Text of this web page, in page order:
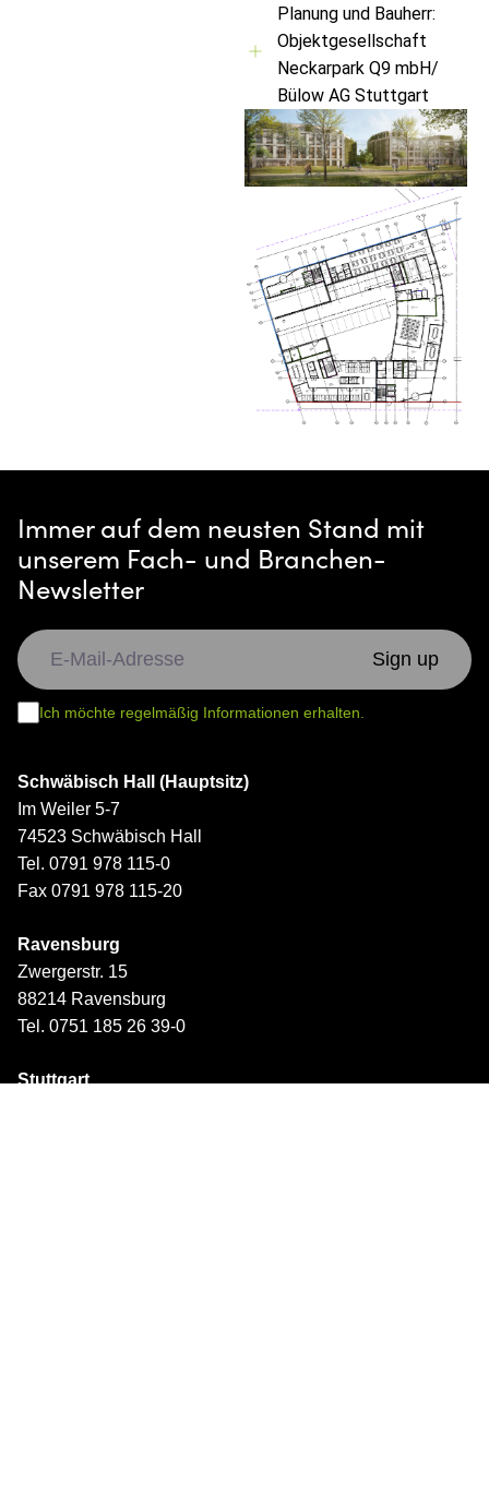
Planung und Bauherr:
Objektgesellschaft
Neckarpark Q9 mbH/
Bülow AG Stuttgart
Immer auf dem neusten Stand mit
unserem Fach- und Branchen-
Newsletter
Ich möchte regelmäßig Informationen erhalten.
Schwäbisch Hall (Hauptsitz)
Im Weiler 5-7
74523 Schwäbisch Hall
Tel. 0791 978 115-0
Fax 0791 978 115-20
Ravensburg
Zwergerstr. 15
88214 Ravensburg
Tel. 0751 185 26 39-0
Stuttgart